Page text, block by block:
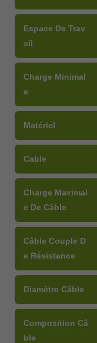
Espace De Trav
Ail
Charge Minimal
E
Matériel
Cable
Charge Maximal
E De Câble
Câble Couple D
E Résistance
Diamètre Câble
Composition Câ
Ble